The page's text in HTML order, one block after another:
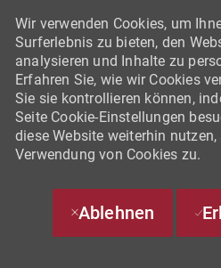
Wir verwenden Cookies, um
Surferlebnis zu bieten, den
analysieren und Inhalte zu
Erfahren Sie, wie wir Cookies
Sie sie kontrollieren können,
Seite Cookie-Einstellungen
diese Website weiterhin
Verwendung von Cookies zu.
Ablehnen